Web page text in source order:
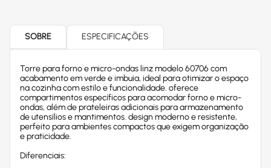
SOBRE ESPECIFICAÇÕES
Torre para forno e micro-ondas linz modelo 60706 com
acabamento em verde e imbuia, ideal para otimizar o espaço
na cozinha com estilo e funcionalidade. oferece
compartimentos específicos para acomodar forno e micro-
ondas, além de prateleiras adicionais para armazenamento
de utensílios e mantimentos. design moderno e resistente,
perfeito para ambientes compactos que exigem organização
e praticidade.
Diferenciais: